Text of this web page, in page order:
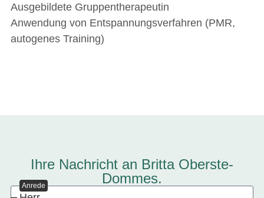
Ausgebildete Gruppentherapeutin
Anwendung von Entspannungsverfahren (PMR,
autogenes Training)
Ihre Nachricht an Britta Oberste-
Dommes.
Anrede